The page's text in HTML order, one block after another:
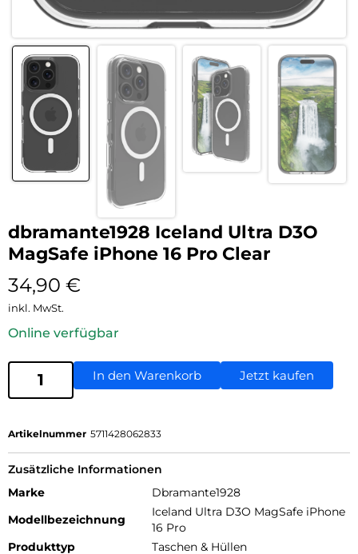
dbramante1928 Iceland Ultra D3O
MagSafe iPhone 16 Pro Clear
34,90 €
inkl. MwSt.
Online verfügbar
In den Warenkorb Jetzt kaufen
Artikelnummer 5711428062833
Zusätzliche Informationen
Marke
Dbramante1928
Modellbezeichnung
Iceland Ultra D3O MagSafe iPhone
16 Pro
Produkttyp
Taschen & Hüllen